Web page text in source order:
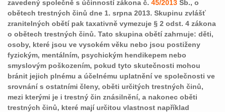
zavedený společně s účinností zákona č. 45/2013 Sb., o
obětech trestných činů dne 1. srpna 2013. Skupinu zvlášť
zranitelných obětí pak taxativně vymezuje § 2 odst. 4 zákona
o obětech trestných činů. Tato skupina obětí zahrnuje: děti,
osoby, které jsou ve vysokém věku nebo jsou postiženy
fyzickým, mentálním, psychickým hendikepem nebo
smyslovým poškozením, pokud tyto skutečnosti mohou
bránit jejich plnému a účelnému uplatnění ve společnosti ve
srovnání s ostatními členy, oběti určitých trestných činů,
mezi kterými je i trestný čin znásilnění, a nakonec oběti
trestných činů, které mají určitou vlastnost například